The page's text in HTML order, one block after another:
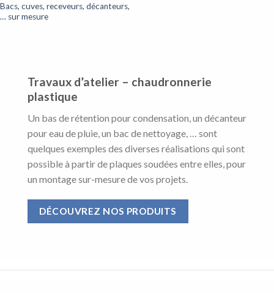
Bacs, cuves, receveurs, décanteurs,
… sur mesure
Travaux d’atelier – chaudronnerie
plastique
Un bas de rétention pour condensation, un décanteur
pour eau de pluie, un bac de nettoyage, … sont
quelques exemples des diverses réalisations qui sont
possible à partir de plaques soudées entre elles, pour
un montage sur-mesure de vos projets.
DÉCOUVREZ NOS PRODUITS